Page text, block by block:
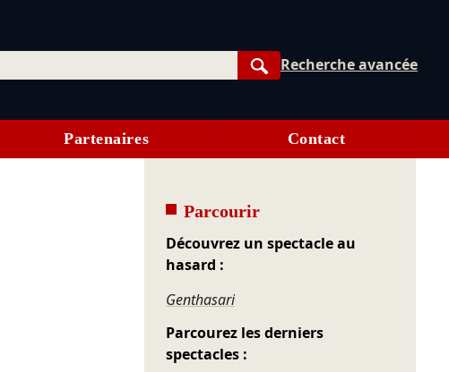
Rechercher
Recherche avancée
Partenaires Contact
Parcourir
Découvrez un spectacle au
hasard :
Genthasari
Parcourez les derniers
spectacles :